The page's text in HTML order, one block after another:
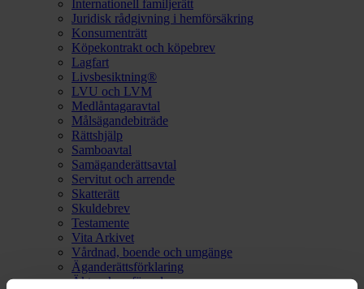
Internationell familjerätt
Juridisk rådgivning i hemförsäkring
Konsumenträtt
Köpekontrakt och köpebrev
Lagfart
Livsbesiktning®
LVU och LVM
Medlåntagaravtal
Målsägandebiträde
Rättshjälp
Samboavtal
Samäganderättsavtal
Servitut och arrende
Skatterätt
Skuldebrev
Testamente
Vita Arkivet
Vårdnad, boende och umgänge
Äganderättsförklaring
Äktenskapsförord